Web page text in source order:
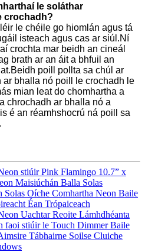
le soláthar
crochadh?
le chéile go hiomlán agus tá
isteach agus cas ar siúl.Ní
crochta mar beidh an cineál
brath ar an áit a bhfuil an
poill pollta sa chúl ar
bhalla nó poill le crochadh le
mian leat do chomhartha a
chrochadh ar bhalla nó a
é an réamhshocrú ná poill sa
stiúir Pink Flamingo 10.7” x
Maisiúchán Balla Solas
Solas Oíche Comhartha Neon Baile
Éan Trópaiceach
Uachtar Reoite Lámhdhéanta
faoi stiúir le Touch Dimmer Baile
Tábhairne Soilse Cluiche